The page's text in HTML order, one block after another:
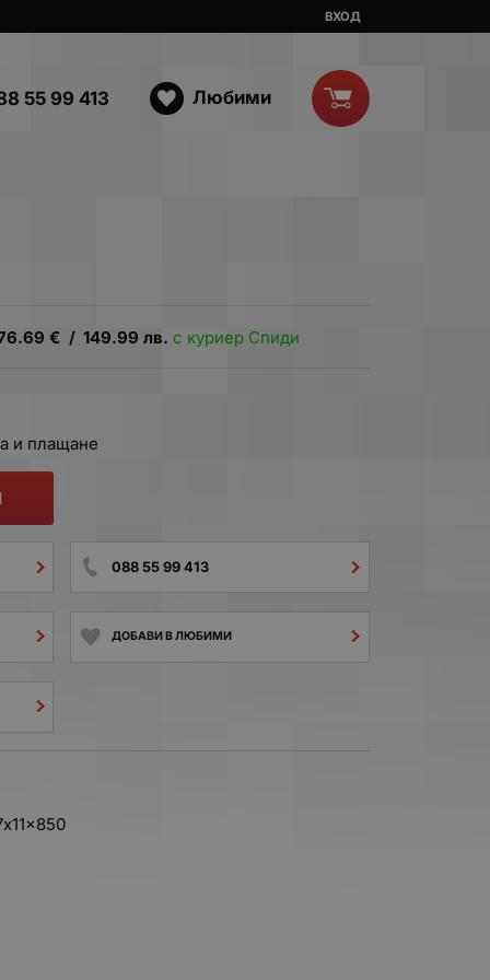
ВХОД
55 99 413 Любими
€ / 149.99 лв. с куриер Спиди
и плащане
088 55 99 413
ДОБАВИ В ЛЮБИМИ